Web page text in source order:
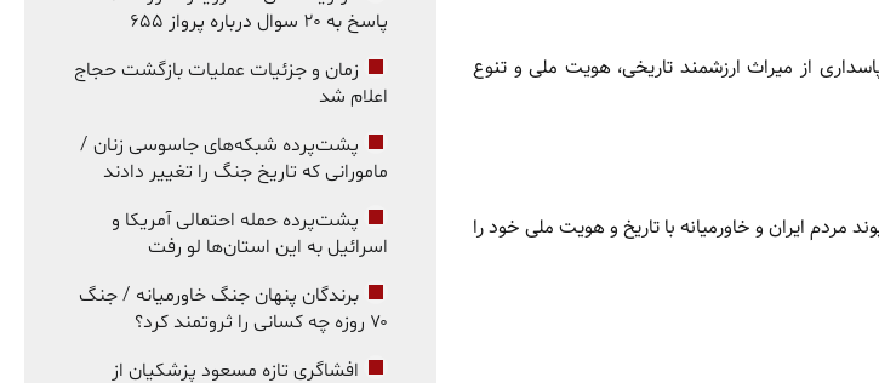
از میراث ارزشمند تاریخی، هویت ملی و تنوع
ایران و خاورمیانه با تاریخ و هویت ملی خود را
پاسخ به ۲۰ سوال درباره پرواز ۶۵۵
زمان و جزئیات عملیات بازگشت حجاج
اعلام شد
پشت‌پرده شبکه‌های جاسوسی زنان /
مامورانی که تاریخ جنگ را تغییر دادند
پشت‌پرده حمله احتمالی آمریکا و
اسرائیل به این استان‌ها لو رفت
برندگان پنهان جنگ خاورمیانه / جنگ
۷۰ روزه چه کسانی را ثروتمند کرد؟
افشاگری تازه مسعود پزشکیان از